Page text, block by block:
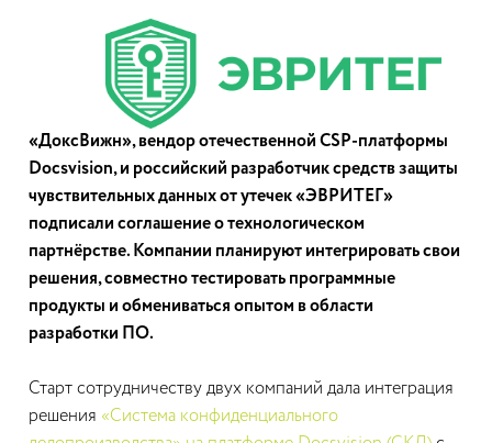
«ДоксВижн», вендор отечественной CSP-платформы
Docsvision, и российский разработчик средств защиты
чувствительных данных от утечек «ЭВРИТЕГ»
подписали соглашение о технологическом
партнёрстве. Компании планируют интегрировать свои
решения, совместно тестировать программные
продукты и обмениваться опытом в области
разработки ПО.
Старт сотрудничеству двух компаний дала интеграция
решения «Система конфиденциального